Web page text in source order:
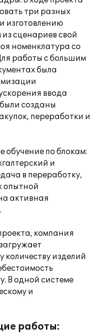
три разных
изготовлению
сценариев свой
номенклатура со
работы с большим
была
ввода
созданы
переработки и
по блокам:
и
в переработку,
опытной
активная
компания
изделий
В одной системе
и
работы: